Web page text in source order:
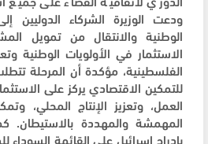
ودعت الوزيرة الشركاء الدوليين
الوطنية والانتقال من تمويل
الاستثمار في الأولويات الوطنية
الفلسطينية، مؤكدة أن المرحلة
للتمكين الاقتصادي يركز على
العمل، وتعزيز الإنتاج المحلي،
المهمشة والمهددة بالاستيطان.
بإدراج إسرائيل على القائمة